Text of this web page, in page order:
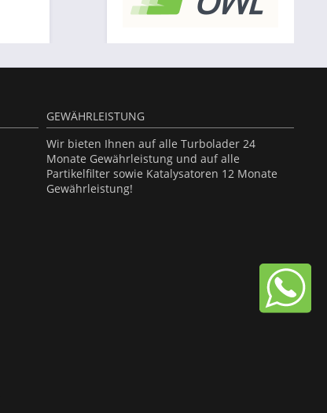
GEWÄHRLEISTUNG
Wir bieten Ihnen auf alle Turbolader 24
Monate Gewährleistung und auf alle
Partikelfilter sowie Katalysatoren 12 Monate
Gewährleistung!